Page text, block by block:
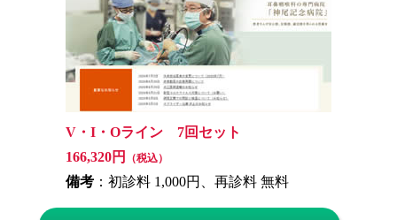
V・I・Oライン 7回セット
166,320円
（税込）
備考 ：初診料 1,000円、再診料 無料